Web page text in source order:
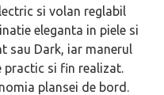
si volan reglabil
eleganta in piele si
sau Dark, iar manerul
practic si fin realizat.
plansei de bord.